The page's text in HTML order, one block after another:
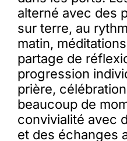
alterné avec des
sur terre, au
matin,
partage de
progression
prière,
beaucoup de
convivialité avec
et des échanges